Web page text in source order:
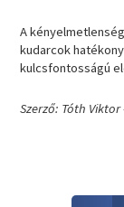
A
kudarcok
kulcsfontosságú
Szerző: Tóth